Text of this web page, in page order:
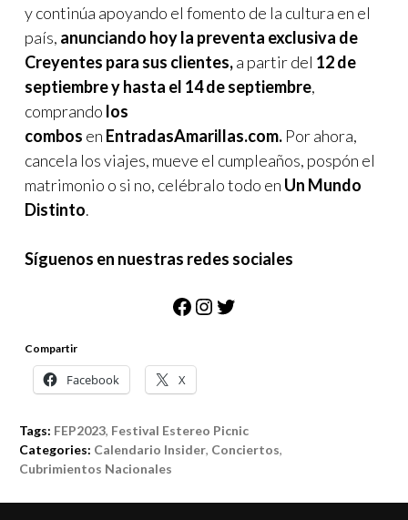
y continúa apoyando el fomento de la cultura en el
país, anunciando hoy la preventa exclusiva de
Creyentes para sus clientes,a partir del 12 de
septiembre y hasta el 14 de septiembre,
comprando los
combos en EntradasAmarillas.com. Por ahora,
cancela los viajes, mueve el cumpleaños, pospón el
matrimonio o si no, celébralo todo en Un Mundo
Distinto.
Síguenos en nuestras redes sociales
Facebook
Instagram
Twitter
Compartir
Facebook X
Tags: FEP2023, Festival Estereo Picnic
Categories: Calendario Insider, Conciertos,
Cubrimientos Nacionales